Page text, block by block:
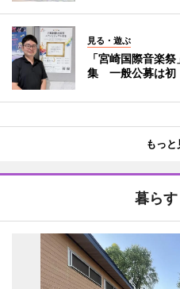
見る・遊ぶ
「宮崎国際音楽
集 一般公募は初
もっと
暮らす